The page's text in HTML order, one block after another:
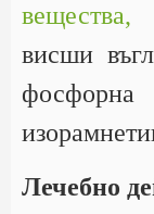
вещества,
висши
фосфорна
Лечебно